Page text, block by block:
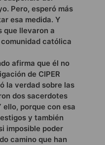
Pero, esperó más
esa medida. Y
que llevaron a
católica
afirma que él no
de CIPER
la verdad sobre las
dos sacerdotes
porque con esa
y también
imposible poder
camino que han